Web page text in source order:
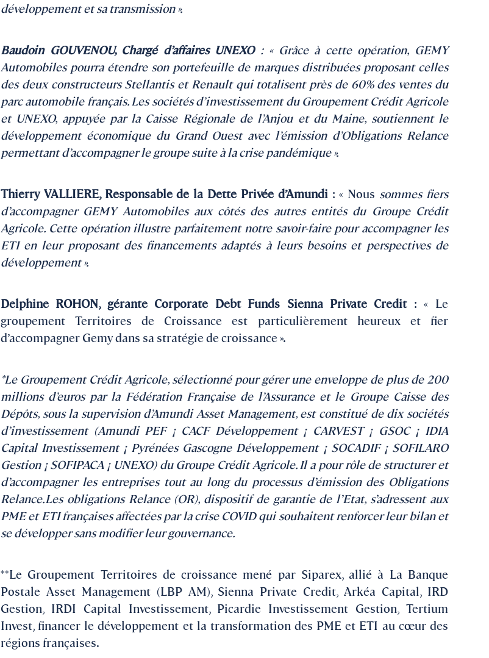
développement et sa transmission ».
Baudoin GOUVENOU, Chargé d’affaires UNEXO: « Grâce à cette opération, GEMY
Automobiles pourra étendre son portefeuille de marques distribuées proposant celles
des deux constructeurs Stellantis et Renault qui totalisent près de 60% des ventes du
parc automobile français. Les sociétés d’investissement du Groupement Crédit Agricole
et UNEXO, appuyée par la Caisse Régionale de l’Anjou et du Maine, soutiennent le
développement économique du Grand Ouest avec l’émission d’Obligations Relance
permettant d’accompagner le groupe suite à la crise pandémique ».
Thierry VALLIERE, Responsable de la Dette Privée d’Amundi : « Nous sommes fiers
d’accompagner GEMY Automobiles aux côtés des autres entités du Groupe Crédit
Agricole. Cette opération illustre parfaitement notre savoir-faire pour accompagner les
ETI en leur proposant des financements adaptés à leurs besoins et perspectives de
développement ».
Delphine ROHON, gérante Corporate Debt Funds Sienna Private Credit: « Le
groupement Territoires de Croissance est particulièrement heureux et fier
d’accompagner Gemy dans sa stratégie de croissance ».
*Le Groupement Crédit Agricole, sélectionné pour gérer une enveloppe de plus de 200
millions d’euros par la Fédération Française de l’Assurance et le Groupe Caisse des
Dépôts, sous la supervision d’Amundi Asset Management, est constitué de dix sociétés
d’investissement (Amundi PEF ¡ CACF Développement ¡ CARVEST ¡ GSOC ¡ IDIA
Capital Investissement ¡ Pyrénées Gascogne Développement ¡ SOCADIF ¡ SOFILARO
Gestion ¡ SOFIPACA ¡ UNEXO) du Groupe Crédit Agricole. Il a pour rôle de structurer et
d’accompagner les entreprises tout au long du processus d’émission des Obligations
Relance.Les obligations Relance (OR), dispositif de garantie de l’Etat, s’adressent aux
PME et ETI françaises affectées par la crise COVID qui souhaitent renforcer leur bilan et
se développer sans modifier leur gouvernance.
**Le Groupement Territoires de croissance mené par Siparex, allié à La Banque
Postale Asset Management (LBP AM), Sienna Private Credit, Arkéa Capital, IRD
Gestion, IRDI Capital Investissement, Picardie Investissement Gestion, Tertium
Invest, financer le développement et la transformation des PME et ETI au cœur des
régions françaises.